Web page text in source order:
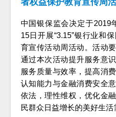
中国银保监会决定于2019
15日开展“3.15”银行业和
育宣传活动周活动。活动
通过本次活动提升服务意
服务质量与效率，提高消
认知能力与金融消费安全
依法，理性维权，优化金
民群众日益增长的美好生活